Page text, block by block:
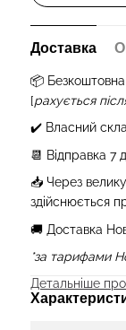
Доставка
📦 Бе
[рахується
✔️ Власний
📆 Відправка 7
📥 Через
здійснюється
🚚 Доставка
*за тарифами
Детальніше